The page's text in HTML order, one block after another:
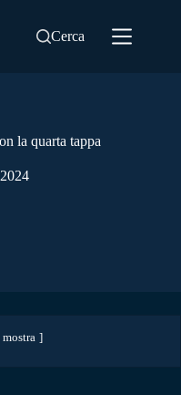
Cerca
la quarta tappa
mostra